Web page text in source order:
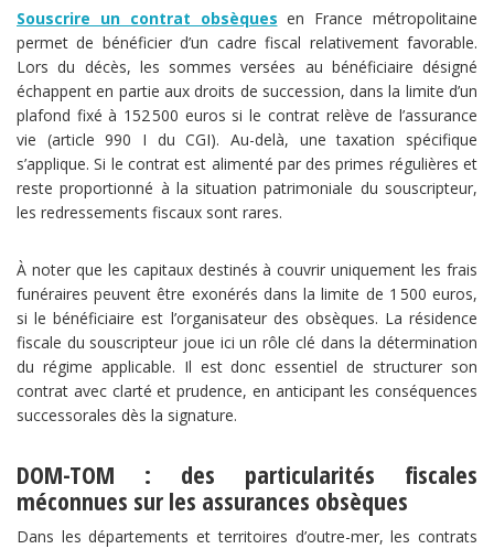
Souscrire un contrat obsèques en France métropolitaine
permet de bénéficier d’un cadre fiscal relativement favorable.
Lors du décès, les sommes versées au bénéficiaire désigné
échappent en partie aux droits de succession, dans la limite d’un
plafond fixé à 152 500 euros si le contrat relève de l’assurance
vie (article 990 I du CGI). Au-delà, une taxation spécifique
s’applique. Si le contrat est alimenté par des primes régulières et
reste proportionné à la situation patrimoniale du souscripteur,
les redressements fiscaux sont rares.
À noter que les capitaux destinés à couvrir uniquement les frais
funéraires peuvent être exonérés dans la limite de 1 500 euros,
si le bénéficiaire est l’organisateur des obsèques. La résidence
fiscale du souscripteur joue ici un rôle clé dans la détermination
du régime applicable. Il est donc essentiel de structurer son
contrat avec clarté et prudence, en anticipant les conséquences
successorales dès la signature.
DOM-TOM : des particularités fiscales
méconnues sur les assurances obsèques
Dans les départements et territoires d’outre-mer, les contrats